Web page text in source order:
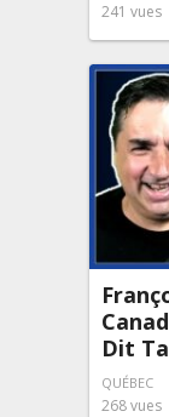
241 vues
Dit
QUÉBEC
268vues